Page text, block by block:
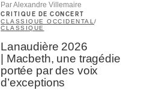
Par Alexandre Villemaire
CRITIQUE DE CONCERT
CLASSIQUE OCCIDENTAL/
CLASSIQUE
Lanaudière 2026
| Macbeth, une tragédie
portée par des voix
d’exceptions